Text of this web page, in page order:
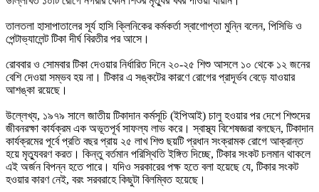
তালতলা হাসাপাতালের সূর্য হাসি ক্লিনিকের কর্মকর্তা স্বাগোপ্তা মুন্নি বলেন, পিসিভি ও
পেন্টাভ্যালেন্ট টিকা দীর্ঘ বিরতীর পর আসে।
রোববার ও সোমবার টিকা দেওয়ার নির্ধারিত দিনে ২০-২৫ শিশু আসলে ১০ থেকে ১২ জনের
বেশি দেওয়া সম্ভব হয় না। টিকার এ সঙ্কটের কারণে রোগের প্রাদূর্ভব বেড়ে যাওয়ার
আশঙ্কা রয়েছে।
উল্লেখ্য, ১৯৭৯ সালে জাতীয় টিকাদান কর্মসূচি (ইপিআই) চালু হওয়ার পর দেশে শিশুদের
জীবনরক্ষা কার্যক্রম এক অভূতপূর্ব সাফল্য লাভ করে। স্বাস্থ্য বিশেষজ্ঞরা বলছেন, টিকাদান
কার্যক্রমের পূর্বে প্রতি বছর প্রায় ২৫ লাখ শিশু ছয়টি প্রধান সংক্রামক রোগে আক্রান্ত
হয়ে মৃত্যুবরণ করত। কিন্তু বর্তমান পরিস্থিতি ইঙ্গিত দিচ্ছে, টিকার সংকট চলমান থাকলে
এই অর্জন বিপন্ন হতে পারে। যদিও সরকারের পক্ষ হতে বলা হয়েছে যে, টিকার সংকট
হওয়ার কারণ নেই, বরং সরবরাহে কিছুটা বিলম্বিত হয়েছে।